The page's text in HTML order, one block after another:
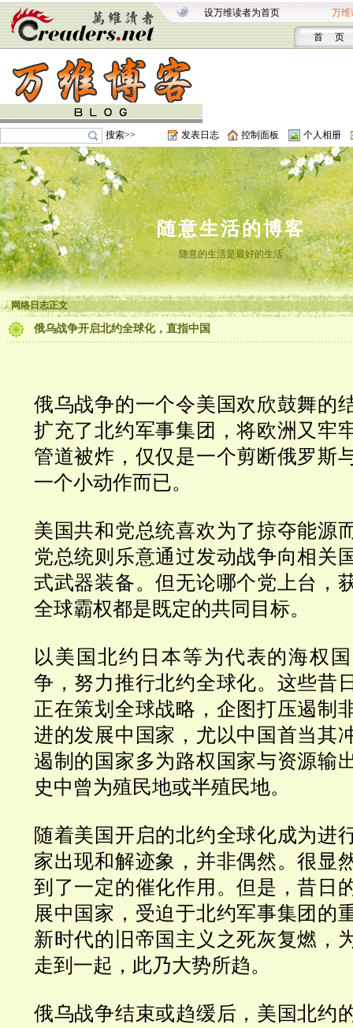
设万维读者为首页 万维
首 页
搜索>> 发表日志 控制面板 个人相册
随意生活的博客
随意的生活是最好的生活
网络日志正文
俄乌战争开启北约全球化，直指中国
俄乌战争的一个令美国欢欣鼓舞的
扩充了北约军事集团，将欧洲又牢
管道被炸，仅仅是一个剪断俄罗斯
一个小动作而已。
美国共和党总统喜欢为了掠夺能源
党总统则乐意通过发动战争向相关
式武器装备。但无论哪个党上台，
全球霸权都是既定的共同目标。
以美国北约日本等为代表的海权
争，努力推行北约全球化。这些昔
正在策划全球战略，企图打压遏制
进的发展中国家，尤以中国首当其
遏制的国家多为路权国家与资源输
史中曾为殖民地或半殖民地。
随着美国开启的北约全球化成为进
家出现和解迹象，并非偶然。很显
到了一定的催化作用。但是，昔日
展中国家，受迫于北约军事集团的
新时代的旧帝国主义之死灰复燃，
走到一起，此乃大势所趋。
俄乌战争结束或趋缓后，美国北约